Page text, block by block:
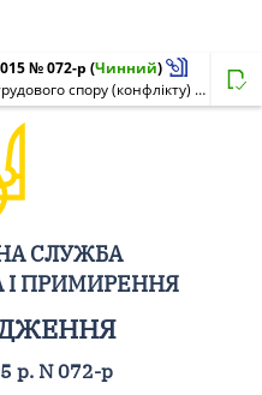
№ 072-р (Чинний)
Про реєстрацію колективного трудового спору (конфлікту) між найманими працівниками служби ремонту рухомого складу комунального підприємства "Чернігівське тролейбусне управління" Чернігівської міської ради міста Чернігова та комунальним підприємством "Чернігівське тролейбусне управління" Чернігівської міської ради міста Чернігова
СЛУЖБА
ПРИМИРЕННЯ
р. N 072-р